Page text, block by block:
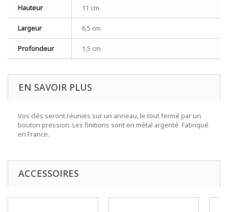
Hauteur 11 cm
Largeur 6,5 cm
Profondeur 1,5 cm
EN SAVOIR PLUS
Vos clés seront réunies sur un anneau, le tout fermé par un
bouton pression. Les finitions sont en métal argenté. Fabriqué
en France.
ACCESSOIRES